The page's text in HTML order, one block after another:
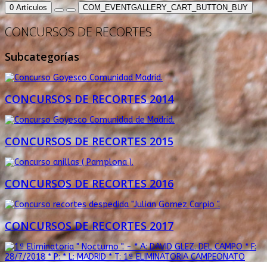
0 Artículos COM_EVENTGALLERY_CART_BUTTON_BUY
CONCURSOS DE RECORTES
Subcategorías
CONCURSOS DE RECORTES 2014
CONCURSOS DE RECORTES 2015
CONCURSOS DE RECORTES 2016
CONCURSOS DE RECORTES 2017